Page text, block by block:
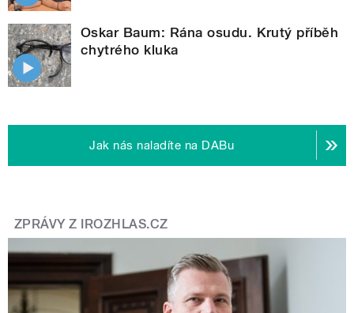
Oskar Baum: Rána osudu. Krutý příběh
chytrého kluka
Jak nás naladíte na DABu
ZPRÁVY Z IROZHLAS.CZ